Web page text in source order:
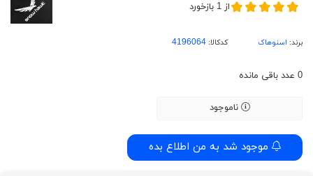
از 1 بازخورد
برند: اسنوهاک کدکالا:
0 عدد باقی مانده
ناموجود
موجود شد به من اطلاع بده